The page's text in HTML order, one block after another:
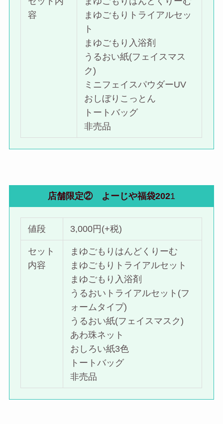
容
まゆごもりトライアルセッ
ト
まゆごもり入浴剤
うるおい紙(フェイスマス
ク)
ミニフェイスパウダーUV
おしぼりこっとん
トートバッグ
非売品
店舗限定② よーじや福袋2021
値段 3,000円(+税)
セット
内容
まゆごもりはんどくりーむ
まゆごもりトライアルセット
まゆごもり入浴剤
うるおいトライアルセット(フ
ォームタイプ)
うるおい紙(フェイスマスク)
あわ珠ネット
おしろい紙3色
トートバッグ
非売品